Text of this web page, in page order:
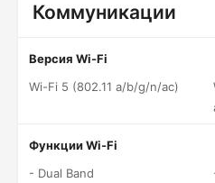
Коммуникации
Версия Wi-Fi
Wi-Fi 5 (802.11 a/b/g/n/ac)
Функции Wi-Fi
- Dual Band